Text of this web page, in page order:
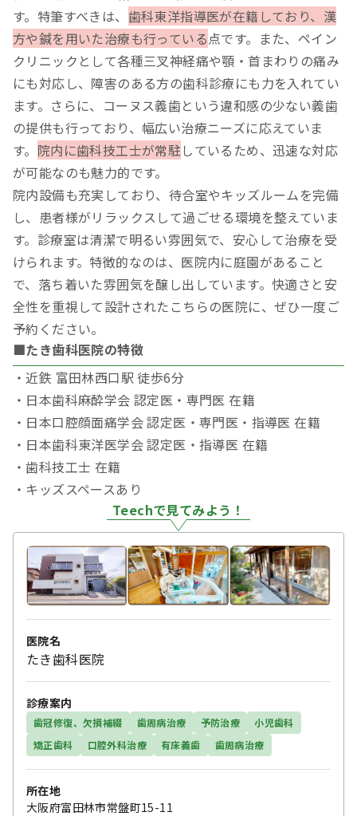
す。特筆すべきは、 歯科東洋指導医が在籍しており、漢
方や鍼を用いた治療も行っている点です。また、ペイン
クリニックとして各種三叉神経痛や顎・首まわりの痛み
にも対応し、障害のある方の歯科診療にも力を入れてい
ます。さらに、コーヌス義歯という違和感の少ない義歯
の提供も行っており、幅広い治療ニーズに応えていま
す。 院内に歯科技工士が常駐しているため、迅速な対応
が可能なのも魅力的です。
院内設備も充実しており、待合室やキッズルームを完備
し、患者様がリラックスして過ごせる環境を整えていま
す。診療室は清潔で明るい雰囲気で、安心して治療を受
けられます。特徴的なのは、医院内に庭園があること
で、落ち着いた雰囲気を醸し出しています。快適さと安
全性を重視して設計されたこちらの医院に、ぜひ一度ご
予約ください。
■たき歯科医院の特徴
・近鉄 富田林西口駅 徒歩6分
・日本歯科麻酔学会 認定医・専門医 在籍
・日本口腔顔面痛学会 認定医・専門医・指導医 在籍
・日本歯科東洋医学会 認定医・指導医 在籍
・歯科技工士 在籍
・キッズスペースあり
Teechで見てみよう！
医院名
たき歯科医院
診療案内
歯冠修復、欠損補綴 歯周病治療 予防治療
小児歯科
矯正歯科
口腔外科治療 有床義歯 歯周病治療
所在地
大阪府富田林市常盤町15-11